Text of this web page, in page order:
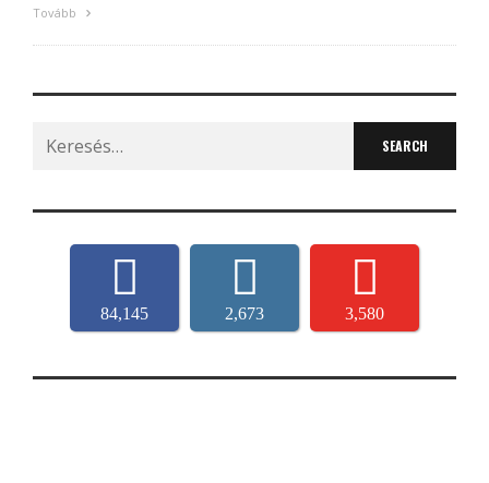
Tovább
Search
for:
84,145 2,673 3,580